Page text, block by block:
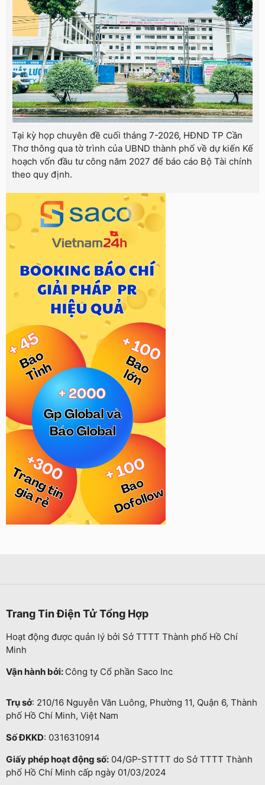
Tại kỳ họp chuyên đề cuối tháng 7-2026, HĐND TP Cần
Thơ thông qua tờ trình của UBND thành phố về dự kiến Kế
hoạch vốn đầu tư công năm 2027 để báo cáo Bộ Tài chính
theo quy định.
Trang Tin Điện Tử Tổng Hợp
Hoạt động được quản lý bởi Sở TTTT Thành phố Hồ Chí
Minh
Vận hành bởi: Công ty Cổ phần Saco Inc
Trụ sở: 210/16 Nguyễn Văn Luông, Phường 11, Quận 6, Thành
phố Hồ Chí Minh, Việt Nam
Số ĐKKD: 0316310914
Giấy phép hoạt động số: 04/GP-STTTT do Sở TTTT Thành
phố Hồ Chí Minh cấp ngày 01/03/2024